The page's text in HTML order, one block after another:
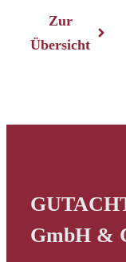
Zur
Übersicht
GmbH &